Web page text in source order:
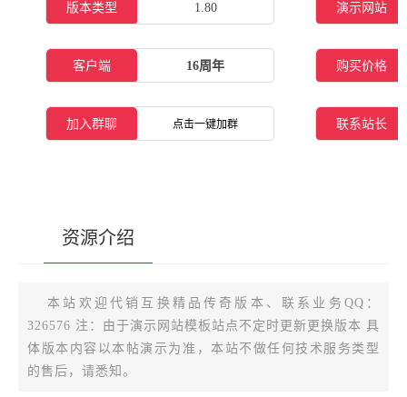
版本类型 1.80 演示网站
客户端 16周年 购买价格
加入群聊 点击一键加群 联系站长
资源介绍
[复制版本链接]
本站欢迎代销互换精品传奇版本、联系业务QQ：
326576 注：由于演示网站模板站点不定时更新更换版本 具
体版本内容以本帖演示为准，本站不做任何技术服务类型
的售后，请悉知。